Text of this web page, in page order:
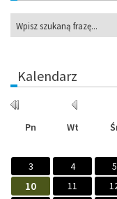
Kalendarz
Rok
Miesiąc
Pn Wt
3
4 5
10 11